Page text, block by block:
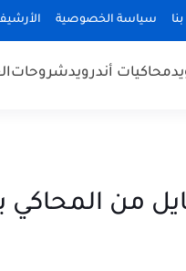
سياسة الخصوصية
محاكيات أندرويدشروحات
من المحاكي